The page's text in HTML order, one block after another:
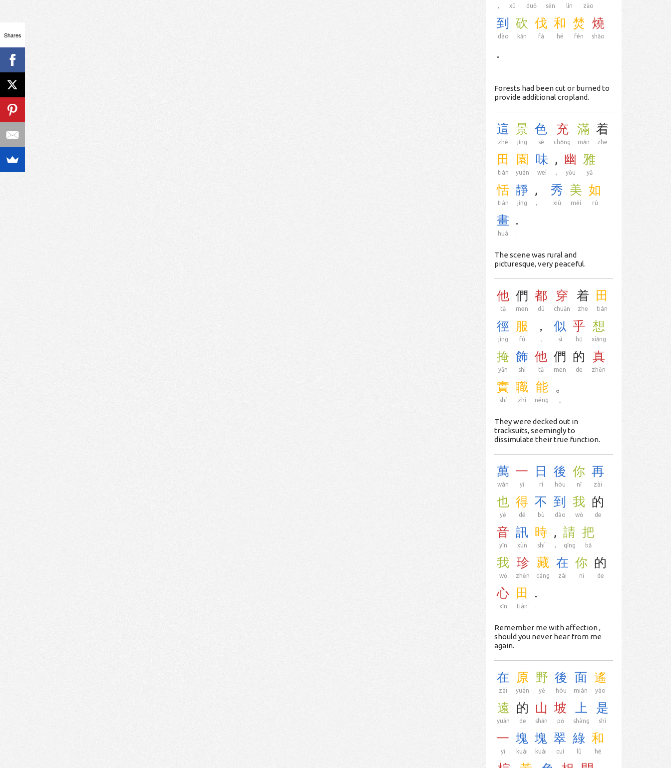
, xǔ duō sēn lín zāo
到
dào
砍
kǎn
伐
fá
和
hé
焚
fén
燒
shāo
.
.
Forests had been cut or burned to
provide additional cropland.
這
zhè
景
jǐng
色
sè
充
chōng
滿
mǎn
着
zhe
田
tián
園
yuán
味
weì
,
,
幽
yōu
雅
yǎ
恬
tián
靜
jìng
,
,
秀
xiù
美
měi
如
rú
畫
huà
.
.
The scene was rural and
picturesque, very peaceful.
他
tā
們
men
都
dū
穿
chuān
着
zhe
田
tián
徑
jìng
服
fú
，
，
似
sì
乎
hū
想
xiǎng
掩
yǎn
飾
shì
他
tā
們
men
的
de
真
zhēn
實
shí
職
zhí
能
néng
。
They were decked out in
tracksuits, seemingly to
dissimulate their true function.
萬
wàn
一
yī
日
rì
後
hòu
你
nǐ
再
zài
也
yě
得
dé
不
bù
到
dào
我
wǒ
的
de
音
yīn
訊
xùn
時
shí
,
,
請
qǐng
把
bǎ
我
wǒ
珍
zhēn
藏
cáng
在
zài
你
nǐ
的
de
心
xīn
田
tián
.
.
Remember me with affection ,
should you never hear from me
again.
在
zài
原
yuán
野
yě
後
hòu
面
miàn
遙
yáo
遠
yuǎn
的
de
山
shān
坡
pō
上
shàng
是
shì
一
yī
塊
kuài
塊
kuài
翠
cuì
綠
lǜ
和
hé
Shares